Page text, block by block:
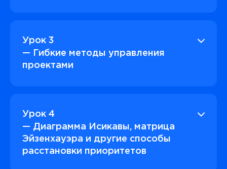
Урок 3
— Гибкие методы управления
проектами
Урок 4
— Диаграмма Исикавы, матрица
Эйзенхауэра и другие способы
расстановки приоритетов